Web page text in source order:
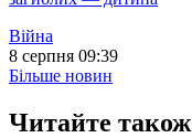
Війна
8 серпня 09:39
Більше новин
Читайте також